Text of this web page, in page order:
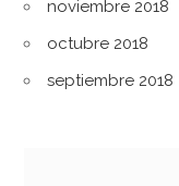
noviembre 2018
octubre 2018
septiembre 2018